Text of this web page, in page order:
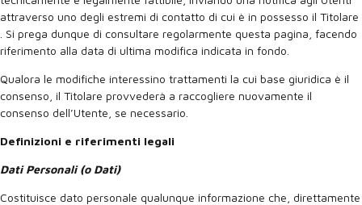
attraverso uno degli estremi di contatto di cui è in possesso il Titolare
. Si prega dunque di consultare regolarmente questa pagina, facendo
riferimento alla data di ultima modifica indicata in fondo.
Qualora le modifiche interessino trattamenti la cui base giuridica è il
consenso, il Titolare provvederà a raccogliere nuovamente il
consenso dell’Utente, se necessario.
Definizioni e riferimenti legali
Dati Personali (o Dati)
Costituisce dato personale qualunque informazione che, direttamente